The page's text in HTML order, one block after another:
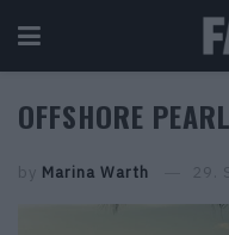
OFFSHORE
by Marina Warth